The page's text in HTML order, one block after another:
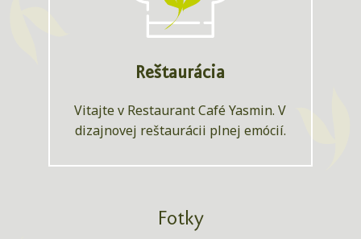
Reštaurácia
Vitajte v Restaurant Café Yasmin. V
dizajnovej reštaurácii plnej emócií.
Fotky